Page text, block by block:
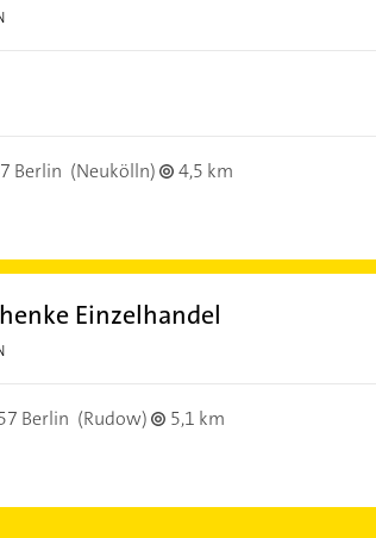
Berlin (Neukölln)
4,5 km
Einzelhandel
Berlin (Rudow)
5,1 km